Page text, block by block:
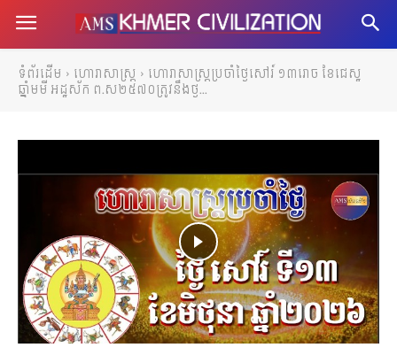
ទំព័រដើម ហោរាសាស្ត្រ ហោរាសាស្រ្តប្រចាំថ្ងៃសៅរ៍ ១៣រោច ខែជេស្ឋ
ឆ្នាំមមី អដ្ឋស័ក ព.ស២៥៧០ត្រូវនឹងថ្ង...